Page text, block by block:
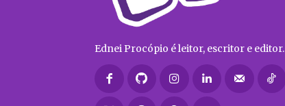
Ednei Procópio é leitor, escritor e editor.